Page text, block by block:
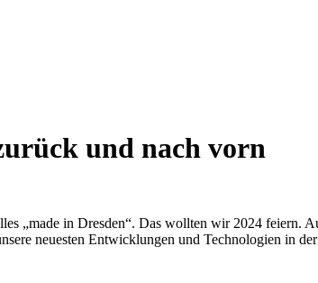
und nach vorn
„made in Dresden“. Das wollten wir 2024 feiern.
neuesten Entwicklungen und Technologien in